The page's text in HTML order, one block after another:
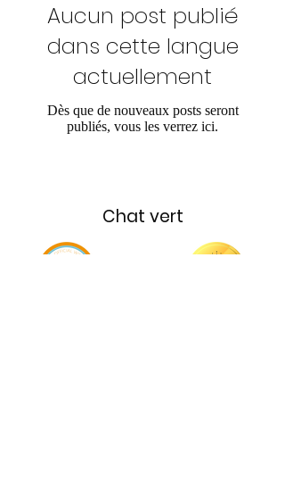
Aucun post publié
dans cette langue
actuellement
Dès que de nouveaux posts seront
publiés, vous les verrez ici.
Chat vert